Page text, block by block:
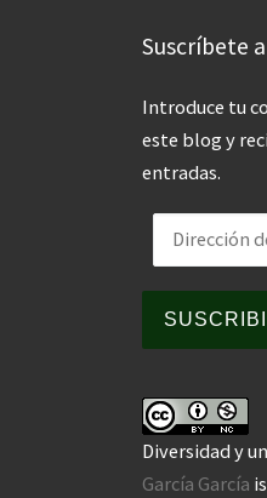
Suscríbete
Introduce tu
este blog y
entradas.
Dirección
Diversidad y
García García